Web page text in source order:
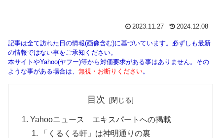
2023.11.27 2024.12.08
記事は全て訪れた日の情報(画像含む)に基づいています。必ずしも最新
の情報ではない事をご承知ください。
本サイトやYahoo(ヤフー)等から対価要求がある事はありません。その
ような事がある場合は、 無視・お断りください。
目次
Yahooニュース エキスパートへの掲載
「くるくる軒」は神明通りの裏